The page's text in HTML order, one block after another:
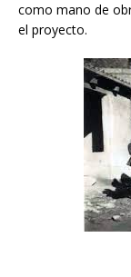
como mano de
el proyecto.